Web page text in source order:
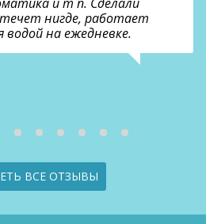
нигде, работает
водой на ежедневке.
ВСЕ ОТЗЫВЫ